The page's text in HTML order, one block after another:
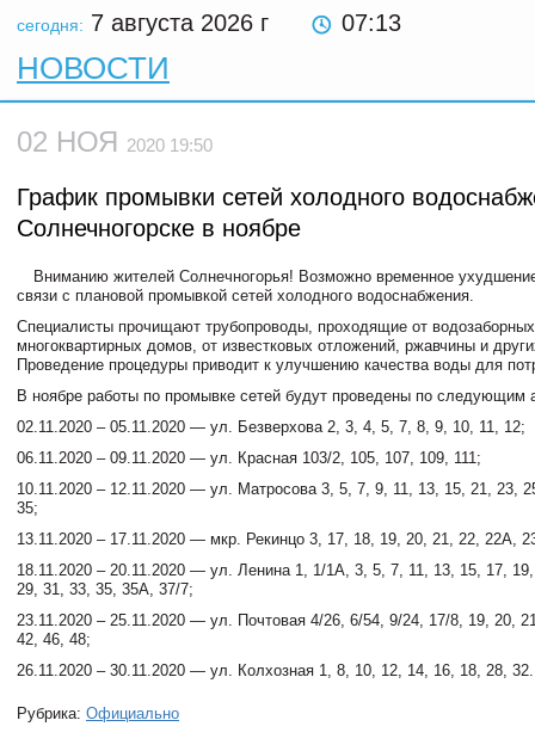
сегодня: 7 августа 2026 г 07:13
НОВОСТИ
02 НОЯ 2020 19:50
График промывки сетей холодного
Солнечногорске в ноябре
Вниманию жителей Солнечногорья! Возможно временное
связи с плановой промывкой сетей холодного водоснабжения.
Специалисты прочищают трубопроводы, проходящие от
многоквартирных домов, от известковых отложений, ржавчины и
Проведение процедуры приводит к улучшению качества воды для
В ноябре работы по промывке сетей будут проведены по следующим
02.11.2020 – 05.11.2020 — ул. Безверхова 2, 3, 4, 5, 7, 8, 9, 10, 11, 12;
06.11.2020 – 09.11.2020 — ул. Красная 103/2, 105, 107, 109, 111;
10.11.2020 – 12.11.2020 — ул. Матросова 3, 5, 7, 9, 11, 13, 15, 21, 23,
35;
13.11.2020 – 17.11.2020 — мкр. Рекинцо 3, 17, 18, 19, 20, 21, 22, 22А,
18.11.2020 – 20.11.2020 — ул. Ленина 1, 1/1А, 3, 5, 7, 11, 13, 15, 17,
29, 31, 33, 35, 35А, 37/7;
23.11.2020 – 25.11.2020 — ул. Почтовая 4/26, 6/54, 9/24, 17/8, 19, 20,
42, 46, 48;
26.11.2020 – 30.11.2020 — ул. Колхозная 1, 8, 10, 12, 14, 16, 18, 28, 32.
Рубрика: Официально